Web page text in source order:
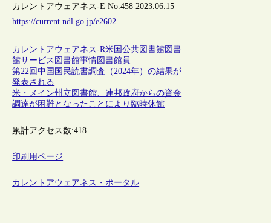
カレントアウェアネス-E No.458 2023.06.15
https://current.ndl.go.jp/e2602
カレントアウェアネス-R米国公共図書館図書
館サービス 図書館事情図書館員
第22回中国国民読書調査（2024年）の結果が
発表される
米・メイン州立図書館、連邦政府からの資金
調達が困難となったことにより臨時休館
累計アクセス数:418
印刷用ページ
カレントアウェアネス・ポータル